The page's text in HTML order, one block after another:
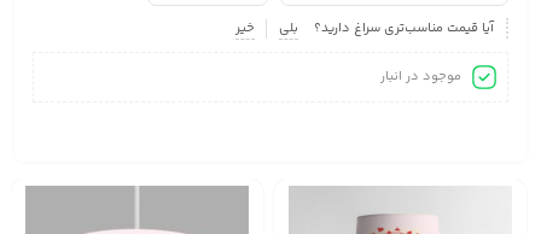
آیا قیمت مناسب‌تری سراغ دارید؟ بلی خیر
موجود در انبار